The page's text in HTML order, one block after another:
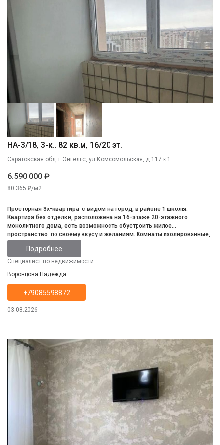
НА-3/18, 3-к., 82 кв.м, 16/20 эт.
Саратовская обл, г Энгельс, ул Комсомольская, д 117 к 1
6.590.000 ₽
80.365 ₽/м2
Просторная 3х-квартира с видом на город, в районе 1 школы.
Квартира без отделки, расположена на 16-этаже 20-этажного
монолитного дома, есть возможность обустроить жилое
пространство по своему вкусу и желаниям. Комнаты изолированные,
санузел раздельный, лоджия с видом на три стороны. Территория
дома огорожена забором, с двумя автоматическими воротами.
Подробнее
Специалист по недвижимости
Воронцова Надежда
+79085598872
03.08.2026